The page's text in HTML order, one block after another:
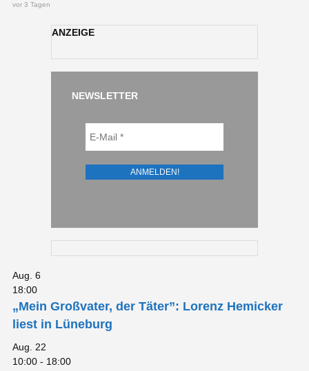
vor 3 Tagen
ANZEIGE
NEWSLETTER
Aug. 6
18:00
„Mein Großvater, der Täter”: Lorenz Hemicker
liest in Lüneburg
Aug. 22
10:00 - 18:00